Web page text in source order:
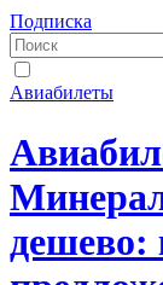
Подписка
Авиабилеты
дешево: